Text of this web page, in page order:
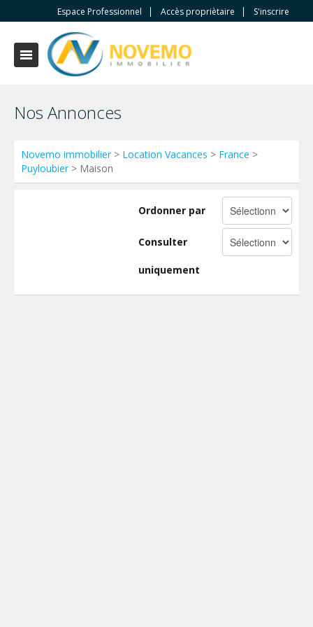
Espace Professionnel Accès propriètaire S'inscrire
Nos Annonces
Novemo immobilier> Location Vacances > France >
Puyloubier> Maison
Ordonner par
Consulter
uniquement